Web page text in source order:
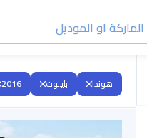
هوندا بايلوت 2016